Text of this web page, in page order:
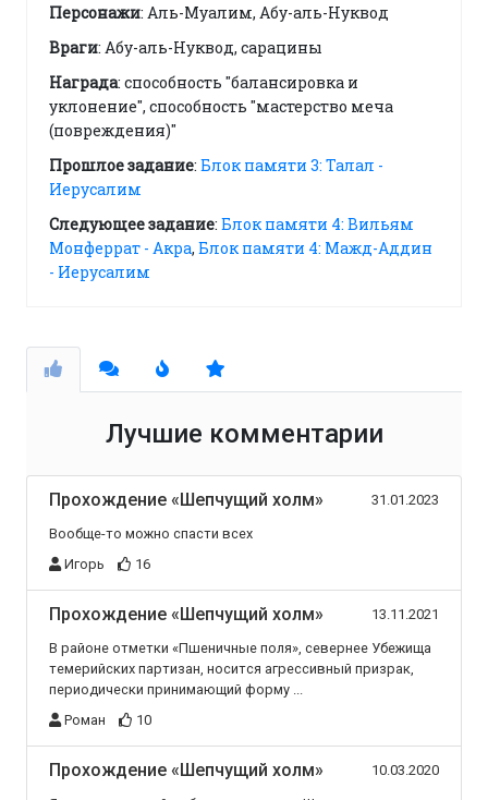
Персонажи: Аль-Муалим, Абу-аль-Нуквод
Враги: Абу-аль-Нуквод, сарацины
Награда: способность "балансировка и
уклонение", способность "мастерство меча
(повреждения)"
Прошлое задание:Блок памяти 3: Талал -
Иерусалим
Следующее задание:Блок памяти 4: Вильям
Монферрат - Акра,Блок памяти 4: Мажд-Аддин
- Иерусалим
Лучшие комментарии
Прохождение «Шепчущий холм» 31.01.2023
Вообще-то можно спасти всех
Игорь
16
Прохождение «Шепчущий холм» 13.11.2021
В районе отметки «Пшеничные поля», севернее Убежища
темерийских партизан, носится агрессивный призрак,
периодически принимающий форму ...
Роман
10
Прохождение «Шепчущий холм» 10.03.2020